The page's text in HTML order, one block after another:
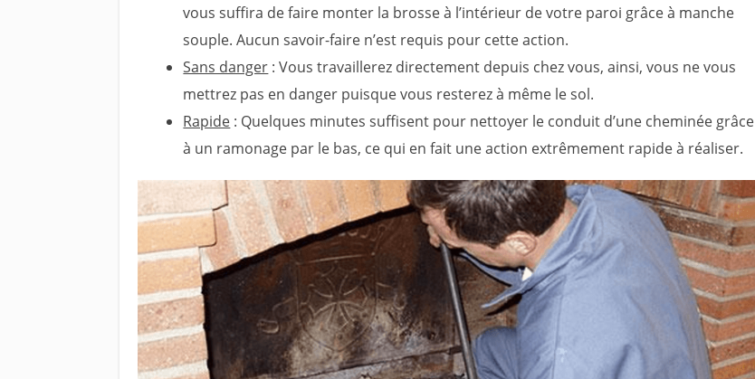
vous suffira de faire monter la brosse à l’intérieur de votre paroi grâce à manche
souple. Aucun savoir-faire n’est requis pour cette action.
Sans danger : Vous travaillerez directement depuis chez vous, ainsi, vous ne vous
mettrez pas en danger puisque vous resterez à même le sol.
Rapide : Quelques minutes suffisent pour nettoyer le conduit d’une cheminée grâce
à un ramonage par le bas, ce qui en fait une action extrêmement rapide à réaliser.